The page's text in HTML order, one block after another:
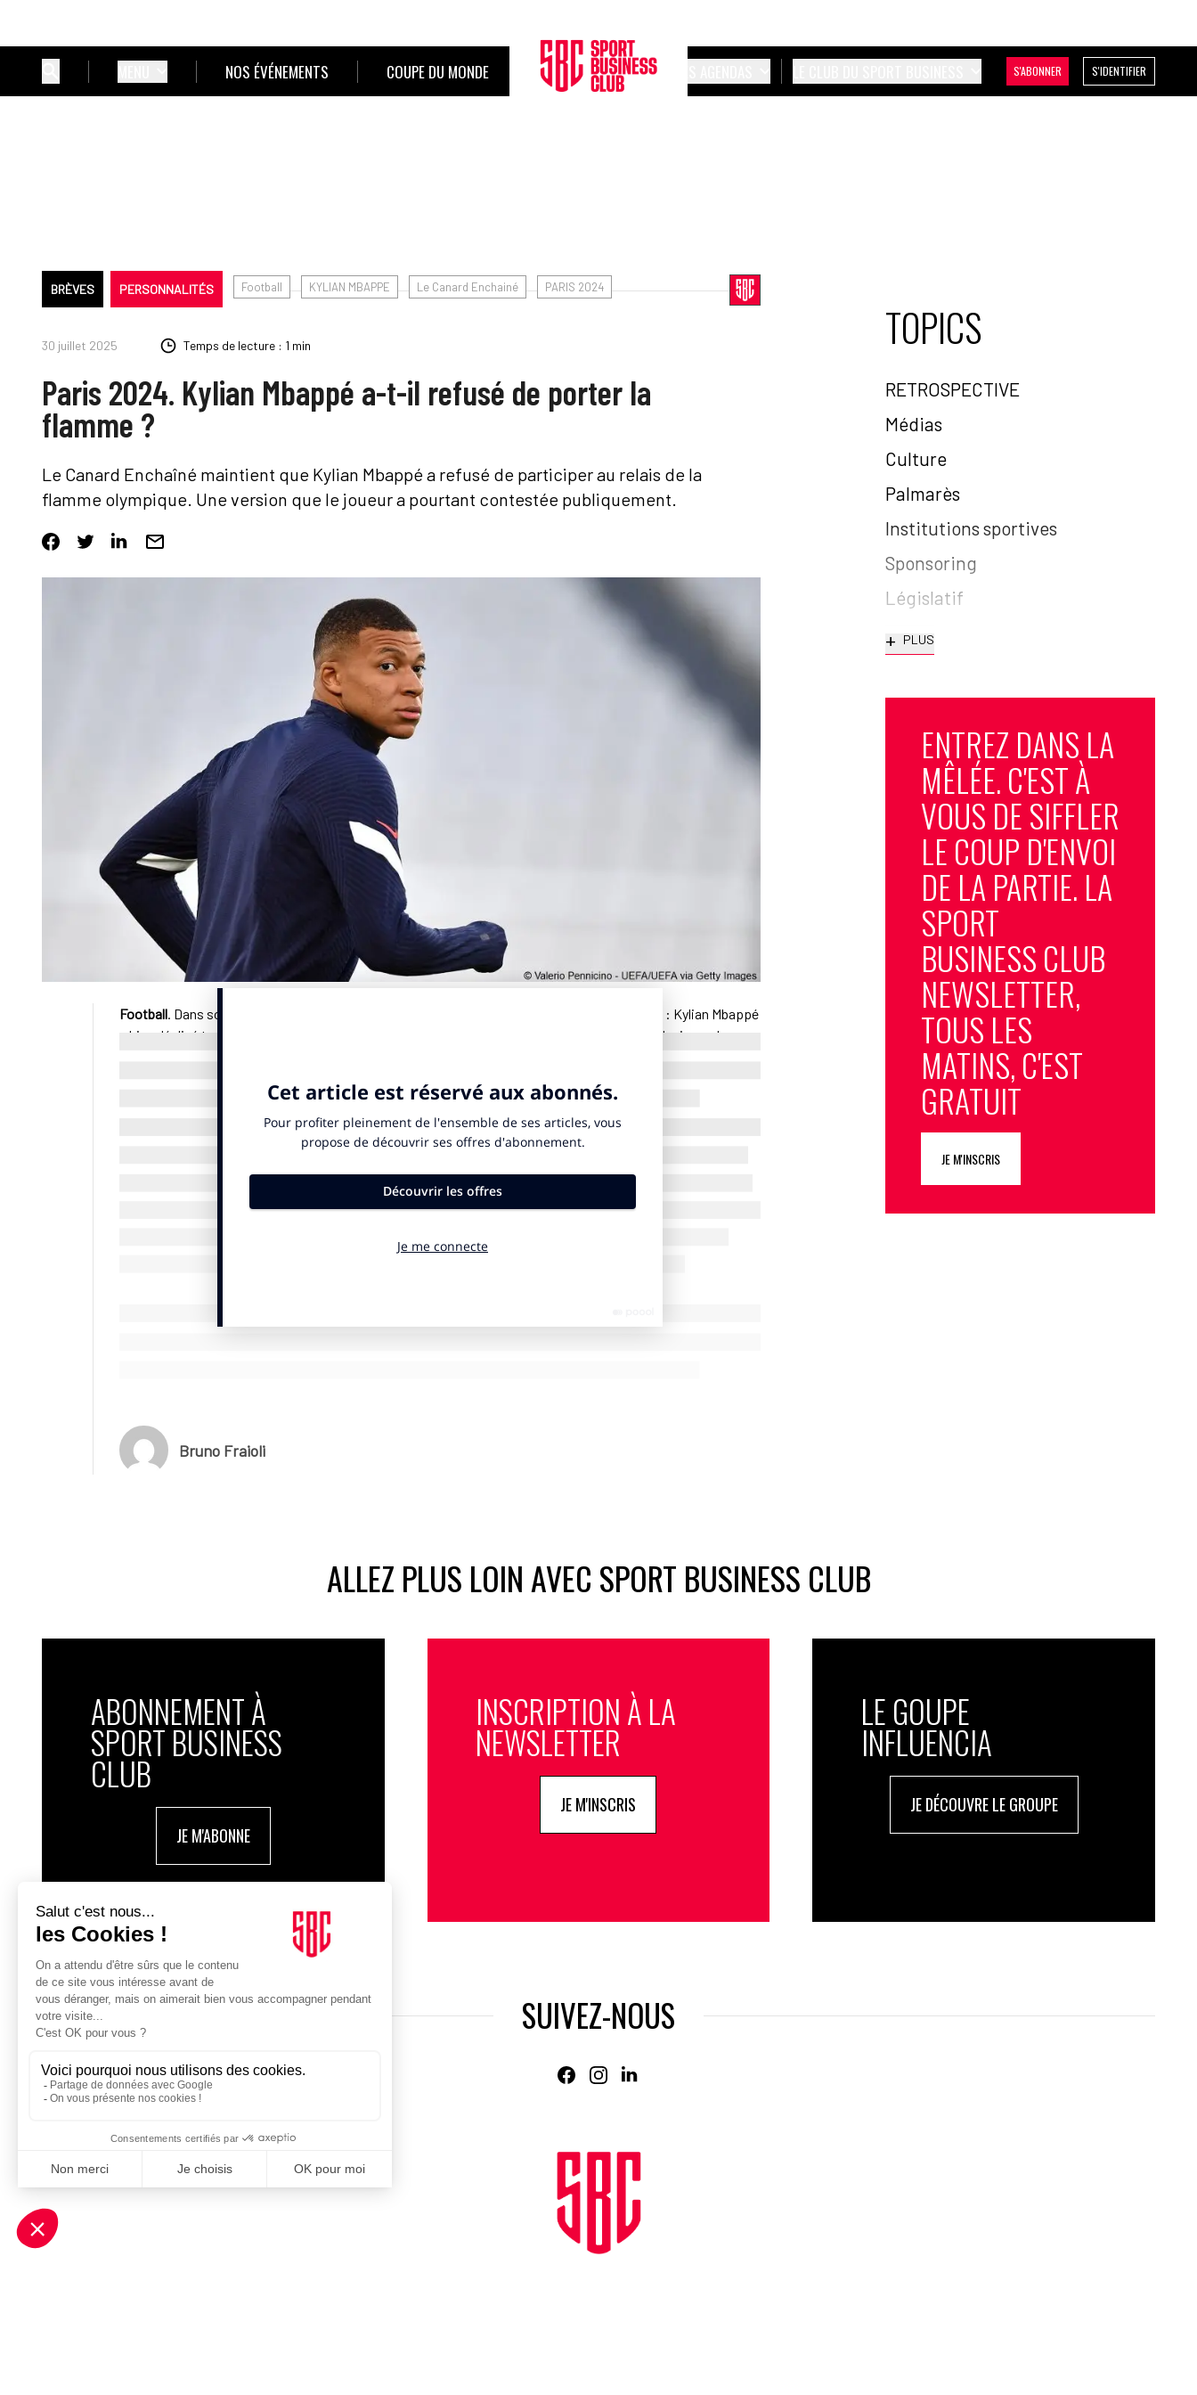
NOS ÉVÉNEMENTS COUPE DU MONDE S'ABONNER S'IDENTIFIER
BRÈVES PERSONNALITÉS Football KYLIAN MBAPPE Le Canard Enchainé PARIS 2024
30 juillet 2025 Temps de lecture : 1 min
Paris 2024. Kylian Mbappé a-t-il refusé de porter la
flamme ?
Le Canard Enchaîné maintient que Kylian Mbappé a refusé de participer au relais de la
flamme olympique. Une version que le joueur a pourtant contestée publiquement.
Football. Dans son édition du mercredi 30 juillet 2025,
persiste et signe : Kylian Mbappé
a bien décliné toute proposition de porter la flamme olympique lors des Jeux de Paris 2024. Le journal
cérémonie d’ouverture.SelonLe Canard Enchaîné, Kylian Mbappé devait surgir masqué sur le podium du
Trocadéro (Paris), remettre la torche à Zinédine Zidane, avant l’allumage de la vasque.
“Mbappé s’est éconduit, sans prendre la peine de répondre aux courriers des organisateurs,” écrit
l’hebdomadaire. Il ajoute que le joueur n’a pas non plus souhaité participer au relais dans sa ville natale de
Bondy (Seine-Saint-Denis), ni dans une autre commune. Le 25 juillet dernier, Kylian Mbappé avait pourtant
Bruno Fraioli
TOPICS
RETROSPECTIVE
Médias
Culture
Palmarès
Institutions sportives
Sponsoring
Législatif
+ PLUS
ENTREZ DANS LA
MÊLÉE. C'EST À
VOUS DE SIFFLER
LE COUP D'ENVOI
DE LA PARTIE. LA
SPORT
BUSINESS CLUB
NEWSLETTER,
TOUS LES
MATINS, C'EST
GRATUIT
JE M'INSCRIS
ALLEZ PLUS LOIN AVEC SPORT BUSINESS CLUB
ABONNEMENT À
SPORT BUSINESS
CLUB
JE M'ABONNE
INSCRIPTION À LA
NEWSLETTER
JE M'INSCRIS
LE GOUPE
INFLUENCIA
JE DÉCOUVRE LE GROUPE
SUIVEZ-NOUS